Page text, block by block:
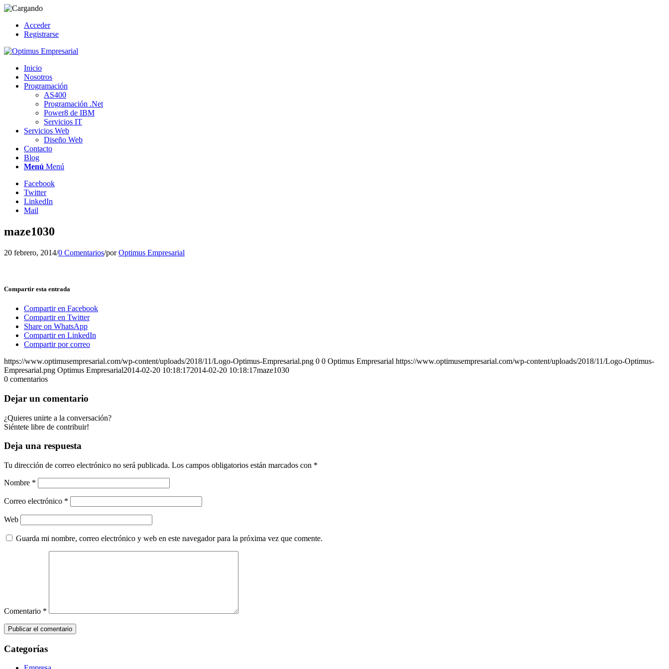
Acceder
Registrarse
Inicio
Nosotros
Programación
AS400
Programación .Net
Power8 de IBM
Servicios IT
Servicios Web
Diseño Web
Contacto
Blog
Menú Menú
Facebook
Twitter
LinkedIn
Mail
maze1030
20 febrero, 2014/0 Comentarios/porOptimus Empresarial
Compartir esta entrada
Compartir en Facebook
Compartir en Twitter
Share on WhatsApp
Compartir en LinkedIn
Compartir por correo
https://www.optimusempresarial.com/wp-content/uploads/2018/11/Logo-Optimus-Empresarial.png 0 0 Optimus Empresarial https://www.optimusempresarial.com/wp-content/uploads/2018/11/Logo-Optimus-
Empresarial.png Optimus Empresarial2014-02-20 10:18:172014-02-20 10:18:17maze1030
0 comentarios
Dejar un comentario
¿Quieres unirte a la conversación?
Siéntete libre de contribuir!
Deja una respuesta
Tu dirección de correo electrónico no será publicada. Los campos obligatorios están marcados con *
Nombre *
Correo electrónico *
Web
Guarda mi nombre, correo electrónico y web en este navegador para la próxima vez que comente.
Comentario *
Categorías